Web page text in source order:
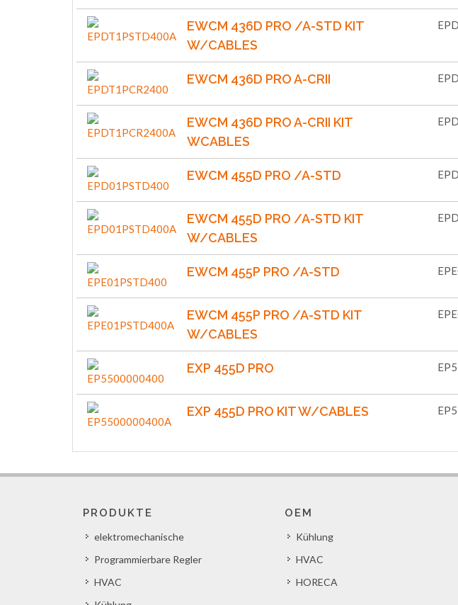
EWCM 436D PRO /A-STD KIT
W/CABLES
EWCM 436D PRO A-CRII
EWCM 436D PRO A-CRII KIT
WCABLES
EWCM 455D PRO /A-STD
EWCM 455D PRO /A-STD KIT
W/CABLES
EWCM 455P PRO /A-STD
EWCM 455P PRO /A-STD KIT
W/CABLES
EXP 455D PRO
EXP 455D PRO KIT W/CABLES
PRODUKTE
elektromechanische
Programmierbare Regler
HVAC
OEM
Kühlung
HVAC
HORECA